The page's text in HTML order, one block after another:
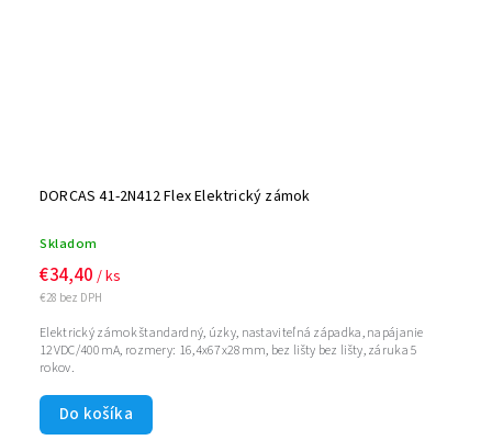
DORCAS 41-2N412 Flex Elektrický zámok
Skladom
€28 bez DPH
€34,40 / ks
Do košíka
Elektrický zámok štandardný, úzky, nastaviteľná západka, napájanie
12VDC/400mA, rozmery: 16,4x67x28mm, bez lišty bez lišty, záruka 5
rokov.